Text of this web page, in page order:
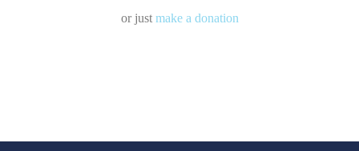
or just make a donation